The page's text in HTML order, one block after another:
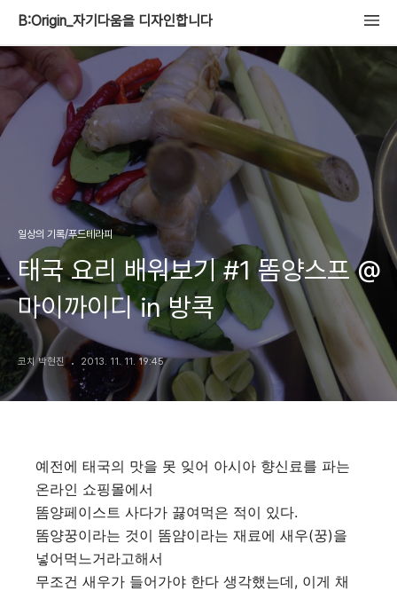
B:Origin_자기다움을 디자인합니다
일상의 기록/푸드테라피
태국 요리 배워보기 #1 똠양스프 @
마이까이디 in 방콕
코치 박현진 2013. 11. 11. 19:45
예전에 태국의 맛을 못 잊어 아시아 향신료를 파는
온라인 쇼핑몰에서
똠양페이스트 사다가 끓여먹은 적이 있다.
똠양꿍이라는 것이 똠얌이라는 재료에 새우(꿍)을
넣어먹느거라고해서
무조건 새우가 들어가야 한다 생각했는데, 이게 채